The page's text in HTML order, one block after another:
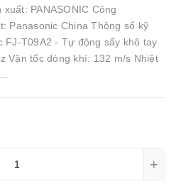
PANASONIC Công
Panasonic China Thông số kỹ
FJ-T09A2 - Tự động sấy khô tay
Vận tốc dòng khí: 132 m/s Nhiệt
+